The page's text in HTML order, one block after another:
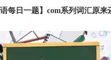
语每日一题】com系列词汇原来